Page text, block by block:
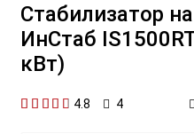
Стабилизатор
ИнСтаб
кВт)
4.8 4